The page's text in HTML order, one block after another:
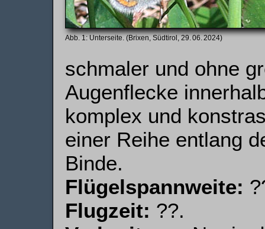
Unterseite. (Brixen, Südtirol, 29. 06. 2024)
schmaler und ohne
Augenflecke
komplex und
einer Reihe entlang
Binde.
Flügelspannweite:
Flugzeit: ??.